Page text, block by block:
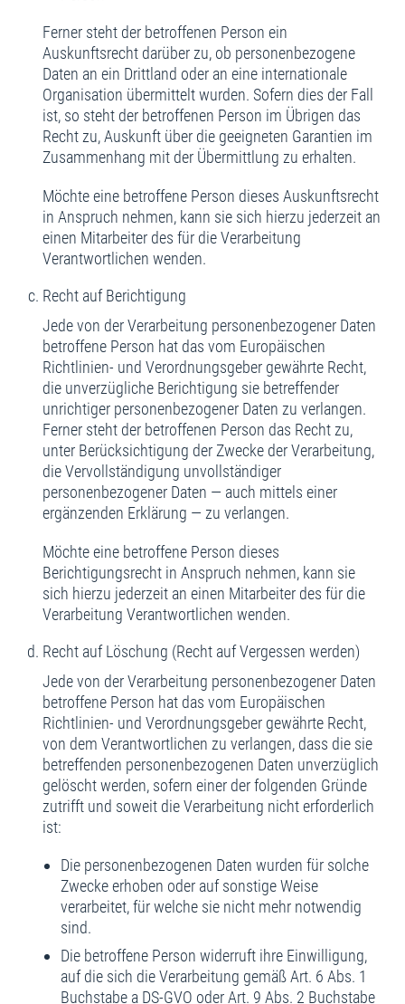
Ferner steht der betroffenen Person ein
Auskunftsrecht darüber zu, ob personenbezogene
Daten an ein Drittland oder an eine internationale
Organisation übermittelt wurden. Sofern dies der Fall
ist, so steht der betroffenen Person im Übrigen das
Recht zu, Auskunft über die geeigneten Garantien im
Zusammenhang mit der Übermittlung zu erhalten.
Möchte eine betroffene Person dieses Auskunftsrecht
in Anspruch nehmen, kann sie sich hierzu jederzeit an
einen Mitarbeiter des für die Verarbeitung
Verantwortlichen wenden.
Recht auf Berichtigung
Jede von der Verarbeitung personenbezogener Daten
betroffene Person hat das vom Europäischen
Richtlinien- und Verordnungsgeber gewährte Recht,
die unverzügliche Berichtigung sie betreffender
unrichtiger personenbezogener Daten zu verlangen.
Ferner steht der betroffenen Person das Recht zu,
unter Berücksichtigung der Zwecke der Verarbeitung,
die Vervollständigung unvollständiger
personenbezogener Daten — auch mittels einer
ergänzenden Erklärung — zu verlangen.
Möchte eine betroffene Person dieses
Berichtigungsrecht in Anspruch nehmen, kann sie
sich hierzu jederzeit an einen Mitarbeiter des für die
Verarbeitung Verantwortlichen wenden.
Recht auf Löschung (Recht auf Vergessen werden)
Jede von der Verarbeitung personenbezogener Daten
betroffene Person hat das vom Europäischen
Richtlinien- und Verordnungsgeber gewährte Recht,
von dem Verantwortlichen zu verlangen, dass die sie
betreffenden personenbezogenen Daten unverzüglich
gelöscht werden, sofern einer der folgenden Gründe
zutrifft und soweit die Verarbeitung nicht erforderlich
ist:
Die personenbezogenen Daten wurden für solche
Zwecke erhoben oder auf sonstige Weise
verarbeitet, für welche sie nicht mehr notwendig
sind.
Die betroffene Person widerruft ihre Einwilligung,
auf die sich die Verarbeitung gemäß Art. 6 Abs. 1
Buchstabe a DS-GVO oder Art. 9 Abs. 2 Buchstabe